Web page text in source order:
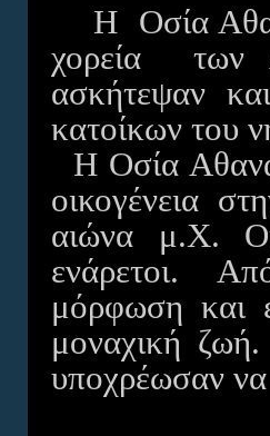
Η Οσία
χορεία των
ασκήτεψαν
κατοίκων του
Η Οσία
οικογένεια
αιώνα μ.Χ.
ενάρετοι.
μόρφωση και
μοναχική
υποχρέωσαν να